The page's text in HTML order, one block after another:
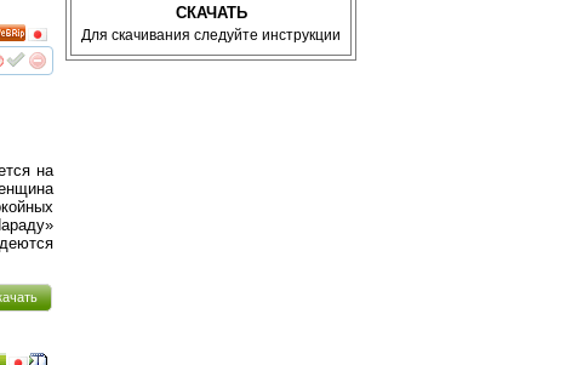
СКАЧАТЬ
Для скачивания следуйте инструкции
интересует
на